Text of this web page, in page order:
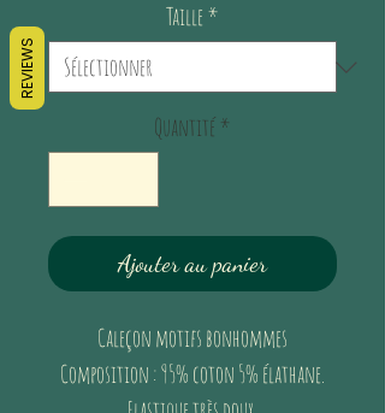
Taille *
Quantité *
Ajouter au panier
Caleçon motifs bonhommes
Composition : 95% coton 5% élathane.
REVIEWS